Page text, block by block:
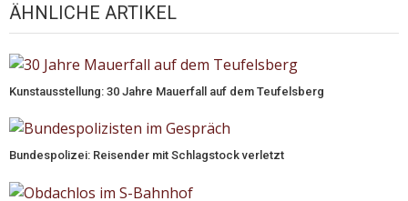
ÄHNLICHE ARTIKEL
Kunstausstellung: 30 Jahre Mauerfall auf dem Teufelsberg
Bundespolizei: Reisender mit Schlagstock verletzt